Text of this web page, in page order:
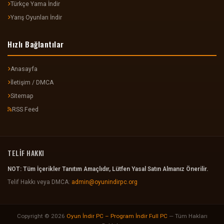
Türkçe Yama İndir
Yarış Oyunları İndir
Hızlı Bağlantılar
Anasayfa
İletişim / DMCA
Sitemap
RSS Feed
TELİF HAKKI
NOT: Tüm İçerikler Tanıtım Amaçlıdır, Lütfen Yasal Satın Almanız Önerilir.
Telif Hakkı veya DMCA: admin@oyunindirpc.org
Copyright © 2026 Oyun İndir PC – Program İndir Full PC — Tüm Hakları